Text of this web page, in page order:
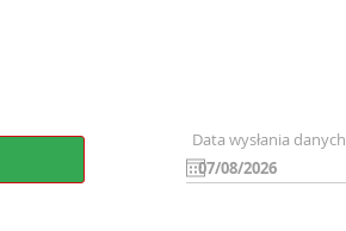
Data wysłania danych